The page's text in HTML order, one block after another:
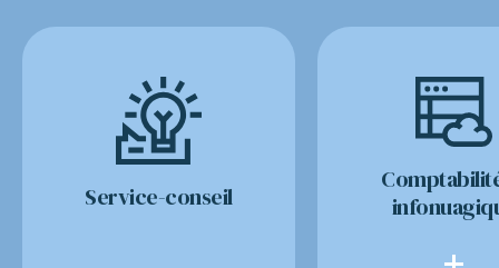
Service-conseil